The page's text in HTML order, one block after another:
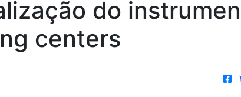
do
centers